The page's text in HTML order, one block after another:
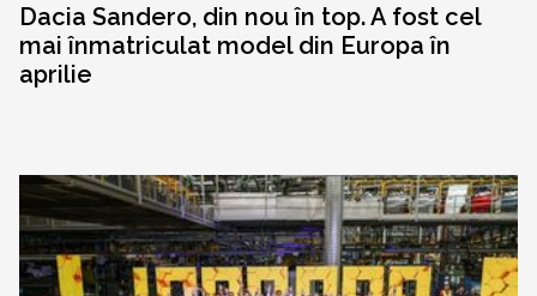
Dacia Sandero, din nou în top. A fost cel
mai înmatriculat model din Europa în
aprilie